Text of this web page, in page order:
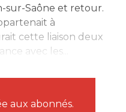
Saône et retour.
à
cette liaison deux
avec les...
aux abonnés.